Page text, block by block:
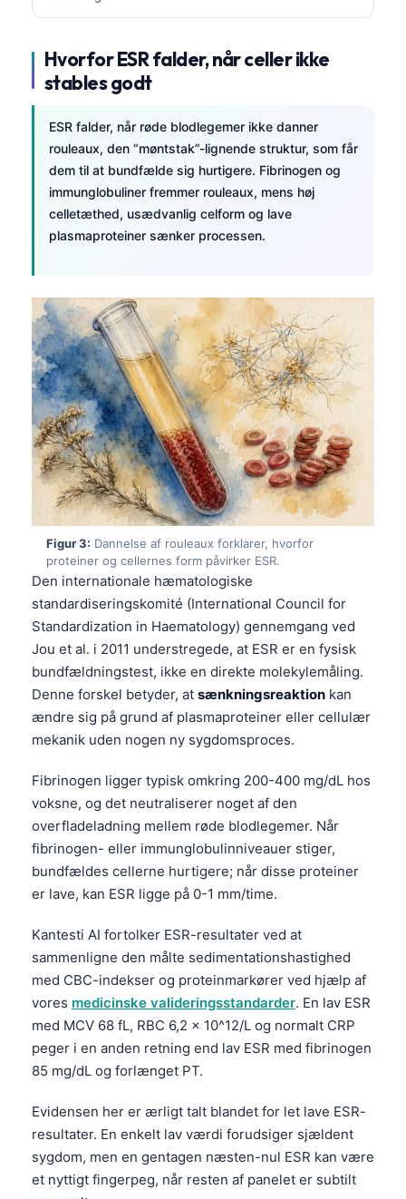
Hvorfor ESR falder, når celler ikke
stables godt
ESR falder, når røde blodlegemer ikke danner
rouleaux, den “møntstak”-lignende struktur, som får
dem til at bundfælde sig hurtigere. Fibrinogen og
immunglobuliner fremmer rouleaux, mens høj
celletæthed, usædvanlig celform og lave
plasmaproteiner sænker processen.
Figur 3: Dannelse af rouleaux forklarer, hvorfor
proteiner og cellernes form påvirker ESR.
Den internationale hæmatologiske
standardiseringskomité (International Council for
Standardization in Haematology) gennemgang ved
Jou et al. i 2011 understregede, at ESR er en fysisk
bundfældningstest, ikke en direkte molekylemåling.
Denne forskel betyder, at sænkningsreaktion kan
ændre sig på grund af plasmaproteiner eller cellulær
mekanik uden nogen ny sygdomsproces.
Fibrinogen ligger typisk omkring 200-400 mg/dL hos
voksne, og det neutraliserer noget af den
overfladeladning mellem røde blodlegemer. Når
fibrinogen- eller immunglobulinniveauer stiger,
bundfældes cellerne hurtigere; når disse proteiner
er lave, kan ESR ligge på 0-1 mm/time.
Kantesti AI fortolker ESR-resultater ved at
sammenligne den målte sedimentationshastighed
med CBC-indekser og proteinmarkører ved hjælp af
vores medicinske valideringsstandarder. En lav ESR
med MCV 68 fL, RBC 6,2 x 10^12/L og normalt CRP
peger i en anden retning end lav ESR med fibrinogen
85 mg/dL og forlænget PT.
Evidensen her er ærligt talt blandet for let lave ESR-
resultater. En enkelt lav værdi forudsiger sjældent
sygdom, men en gentagen næsten-nul ESR kan være
et nyttigt fingerpeg, når resten af panelet er subtilt